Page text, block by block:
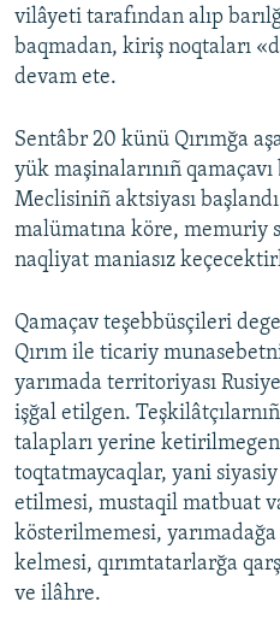
QOŞULIÑIZ!
RFE/RS bütün saytları
vilâyeti tarafından alıp
baqmadan, kiriş noqtaları
devam ete.
Sentâbr 20 künü Qırımğa
yük maşinalarınıñ
Meclisiniñ aktsiyası
malümatına köre, memuriy
naqliyat maniasız
Qamaçav teşebbüsçileri
Qırım ile ticariy
yarımada territoriyası
işğal etilgen.
talapları yerine
toqtatmaycaqlar, yani
etilmesi, mustaqil matbuat
kösterilmemesi,
kelmesi, qırımtatarlarğa
ve ilâhre.